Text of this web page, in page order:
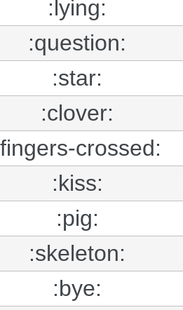
:lying:
:question:
:star:
:clover:
crossed:
:kiss:
:pig:
:skeleton:
:bye: